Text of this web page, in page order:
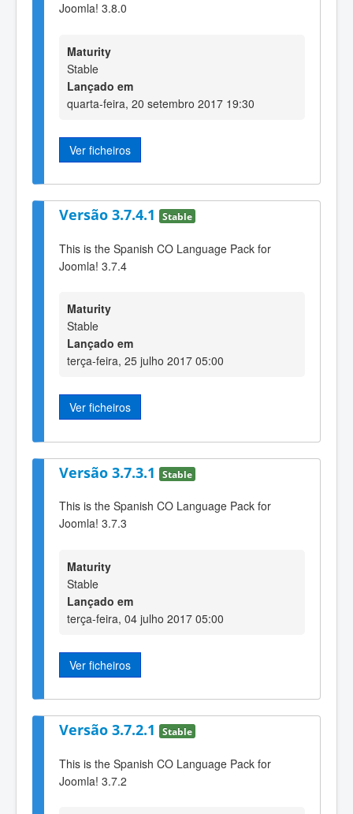
Joomla! 3.8.0
Maturity
Stable
Lançado em
quarta-feira, 20 setembro 2017 19:30
Ver ficheiros
Versão 3.7.4.1 Stable
This is the Spanish CO Language Pack for
Joomla! 3.7.4
Maturity
Stable
Lançado em
terça-feira, 25 julho 2017 05:00
Ver ficheiros
Versão 3.7.3.1 Stable
This is the Spanish CO Language Pack for
Joomla! 3.7.3
Maturity
Stable
Lançado em
terça-feira, 04 julho 2017 05:00
Ver ficheiros
Versão 3.7.2.1 Stable
This is the Spanish CO Language Pack for
Joomla! 3.7.2